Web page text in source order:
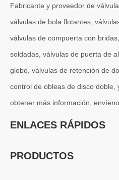
Fabricante y proveedor de
válvulas de bola flotantes,
válvulas de compuerta con
soldadas, válvulas de puerta de
globo, válvulas de retención de
control de obleas de disco doble,
obtener más información,
ENLACES RÁPIDOS
PRODUCTOS